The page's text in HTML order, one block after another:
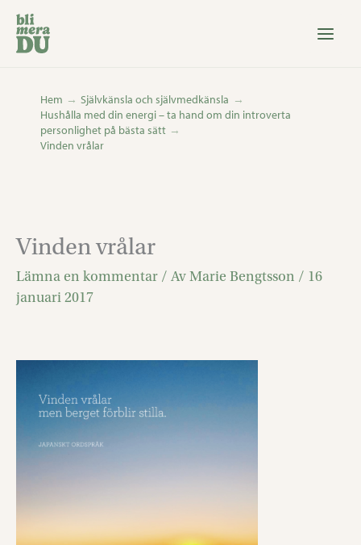
Hoppa
innehåll
Hem
Självkänsla och självmedkänsla
Hushålla med din energi – ta hand om din introverta
personlighet på bästa sätt
Vinden vrålar
Vinden vrålar
Lämna en kommentar / AvMarie Bengtsson / 16
januari 2017